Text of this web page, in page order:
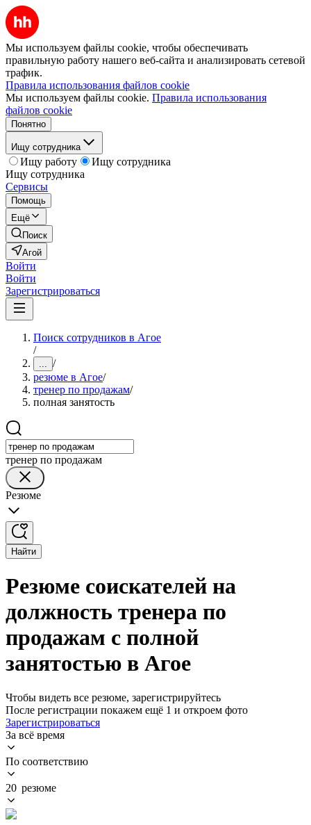
Мы используем файлы cookie, чтобы обеспечивать
правильную работу нашего веб-сайта и анализировать сетевой
трафик.
Правила использования файлов cookie
Мы используем файлы cookie. Правила использования
файлов cookie
Понятно
Ищу сотрудника
Ищу работу
Ищу сотрудника
Ищу сотрудника
Сервисы
Помощь
Ещё
Поиск
Агой
Войти
Войти
Зарегистрироваться
Поиск сотрудников в Агое
/
... /
резюме в Агое/
тренер по продажам/
полная занятость
тренер по продажам
Резюме
Найти
Резюме соискателей на
должность тренера по
продажам с полной
занятостью в Агое
Чтобы видеть все резюме, зарегистрируйтесь
После регистрации покажем ещё 1 и откроем фото
Зарегистрироваться
За всё время
По соответствию
20 резюме